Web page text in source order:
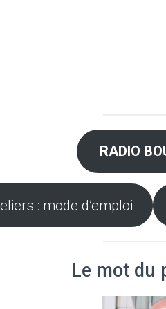
RADIO
: mode d’emploi
Le mot du